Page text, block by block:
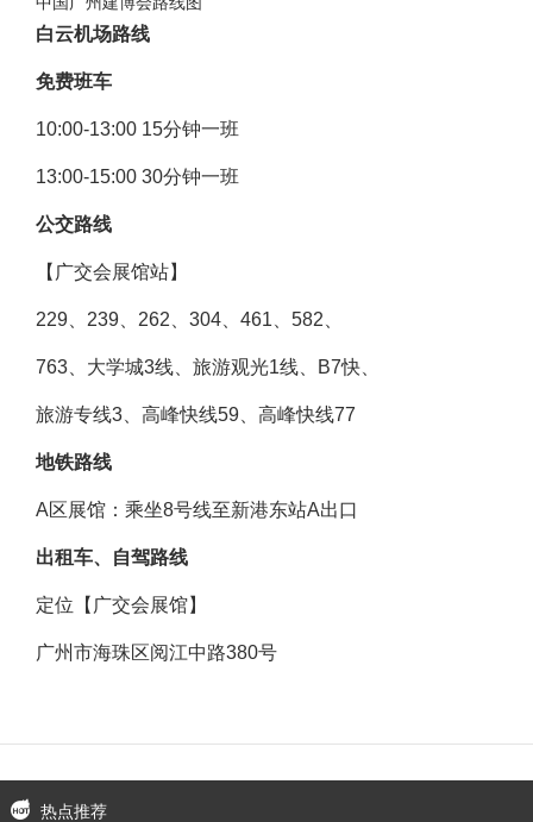
白云机场路线
免费班车
10:00-13:00 15分钟一班
13:00-15:00 30分钟一班
公交路线
【广交会展馆站】
229、239、262、304、461、582、
763、大学城3线、旅游观光1线、B7快、
旅游专线3、高峰快线59、高峰快线77
地铁路线
A区展馆：乘坐8号线至新港东站A出口
出租车、自驾路线
定位【广交会展馆】
广州市海珠区阅江中路380号
热点推荐